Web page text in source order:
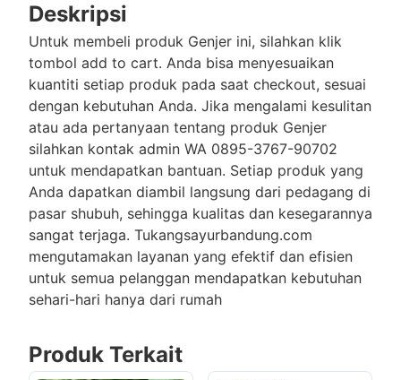
Deskripsi
Untuk membeli produk Genjer ini, silahkan klik
tombol add to cart. Anda bisa menyesuaikan
kuantiti setiap produk pada saat checkout, sesuai
dengan kebutuhan Anda. Jika mengalami kesulitan
atau ada pertanyaan tentang produk Genjer
silahkan kontak admin WA 0895-3767-90702
untuk mendapatkan bantuan. Setiap produk yang
Anda dapatkan diambil langsung dari pedagang di
pasar shubuh, sehingga kualitas dan kesegarannya
sangat terjaga. Tukangsayurbandung.com
mengutamakan layanan yang efektif dan efisien
untuk semua pelanggan mendapatkan kebutuhan
sehari-hari hanya dari rumah
Produk Terkait